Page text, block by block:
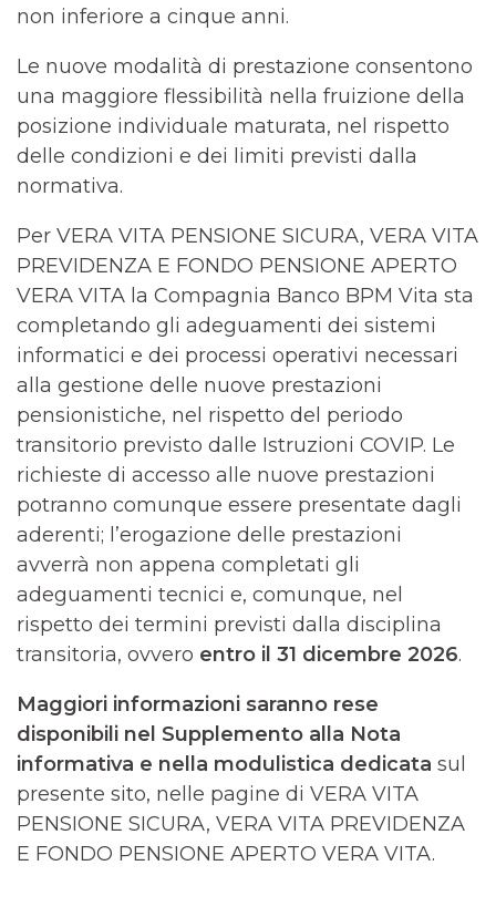
non inferiore a cinque anni.
Le nuove modalità di prestazione consentono
una maggiore flessibilità nella fruizione della
posizione individuale maturata, nel rispetto
delle condizioni e dei limiti previsti dalla
normativa.
Per VERA VITA PENSIONE SICURA, VERA VITA
PREVIDENZA E FONDO PENSIONE APERTO
VERA VITA la Compagnia Banco BPM Vita sta
completando gli adeguamenti dei sistemi
informatici e dei processi operativi necessari
alla gestione delle nuove prestazioni
pensionistiche, nel rispetto del periodo
transitorio previsto dalle Istruzioni COVIP. Le
richieste di accesso alle nuove prestazioni
potranno comunque essere presentate dagli
aderenti; l’erogazione delle prestazioni
avverrà non appena completati gli
adeguamenti tecnici e, comunque, nel
rispetto dei termini previsti dalla disciplina
transitoria, ovvero entro il 31 dicembre 2026.
Maggiori informazioni saranno rese
disponibili nel Supplemento alla Nota
informativa e nella modulistica dedicata sul
presente sito, nelle pagine di VERA VITA
PENSIONE SICURA, VERA VITA PREVIDENZA
E FONDO PENSIONE APERTO VERA VITA.